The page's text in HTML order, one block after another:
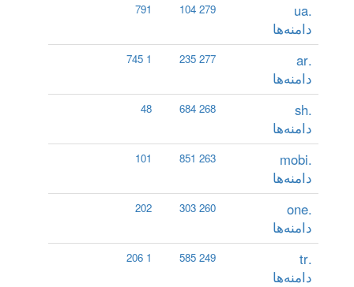
.ua
دامنه‌ها
279 104
791
.ar
دامنه‌ها
277 235
1 745
.sh
دامنه‌ها
268 684
48
.mobi
دامنه‌ها
263 851
101
.one
دامنه‌ها
260 303
202
.tr
دامنه‌ها
249 585
1 206